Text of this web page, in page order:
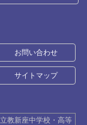
お問い合わせ
サイトマップ
立教新座中学校・高等